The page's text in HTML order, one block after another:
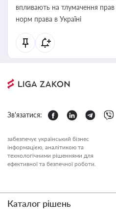
впливають на тлумачення
норм права в Україні
Зв'язатися:
забезпечує український бізнес
інформацією, аналітикою та
технологічними рішеннями для
ефективної та безпечної роботи.
Каталог рішень